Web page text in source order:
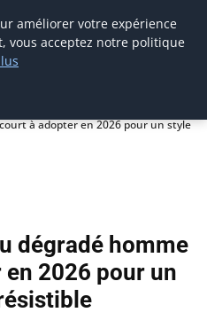
à adopter en 2026 pour un style
dégradé homme
2026 pour un
améliorer votre expérience
vous acceptez notre politique